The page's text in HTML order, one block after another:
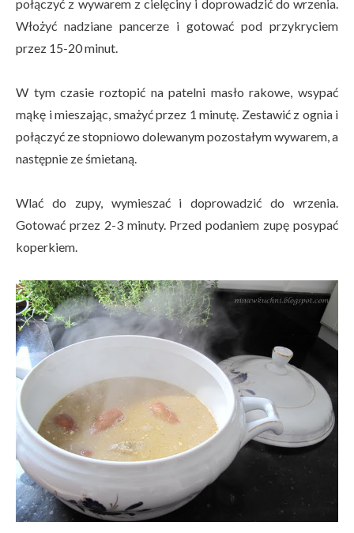
połączyć z wywarem z cielęciny i doprowadzić do wrzenia.
Włożyć nadziane pancerze i gotować pod przykryciem
przez 15-20 minut.
W tym czasie roztopić na patelni masło rakowe, wsypać
mąkę i mieszając, smażyć przez 1 minutę. Zestawić z ognia i
połączyć ze stopniowo dolewanym pozostałym wywarem, a
następnie ze śmietaną.
Wlać do zupy, wymieszać i doprowadzić do wrzenia.
Gotować przez 2-3 minuty. Przed podaniem zupę posypać
koperkiem.